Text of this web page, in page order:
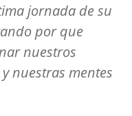
jornada de su
por que
nuestros
nuestras mentes